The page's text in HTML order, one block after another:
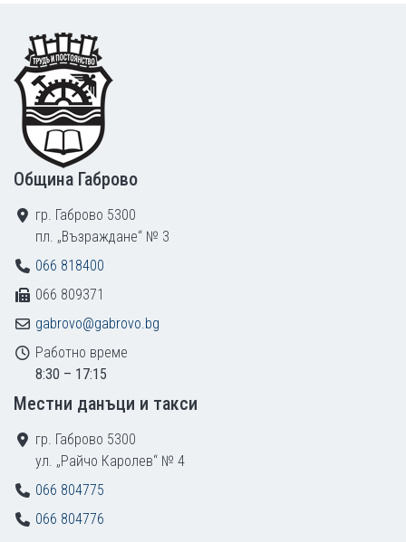
Footer
Община Габрово
гр. Габрово 5300
пл. „Възраждане“ № 3
066 818400
066 809371
gabrovo@gabrovo.bg
Работно време
8:30 – 17:15
Местни данъци и такси
гр. Габрово 5300
ул. „Райчо Каролев“ № 4
066 804775
066 804776